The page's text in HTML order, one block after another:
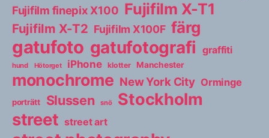
Fujifilm finepix X100 Fujifilm X-T1
Fujifilm X-T2 Fujifilm X100F färg
gatufoto gatufotografi graffiti
hund Hötorget iPhone klotter Manchester
monochrome New York City Orminge
porträtt Slussen snö Stockholm
street street art